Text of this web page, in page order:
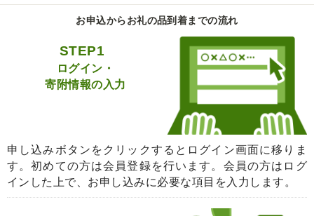
お申込からお礼の品到着までの流れ
STEP1
ログイン・
寄附情報の入力
申し込みボタンをクリックするとログイン画面に移りま
す。初めての方は会員登録を行います。会員の方はログ
インした上で、お申し込みに必要な項目を入力します。